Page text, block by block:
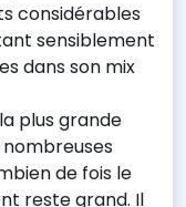
considérables
sensiblement
dans son mix
plus grande
de fois le
reste grand. Il